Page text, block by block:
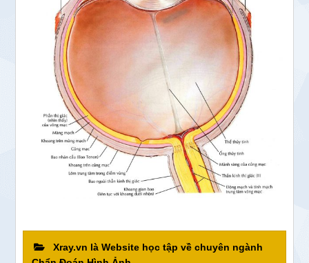
Xray.vn là Website học tập về chuyên ngành